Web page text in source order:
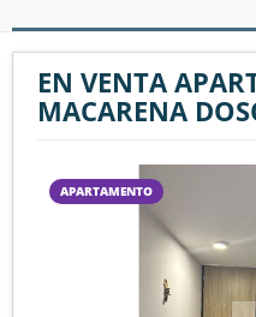
EN VENTA
MACARENA
APARTAMENTO